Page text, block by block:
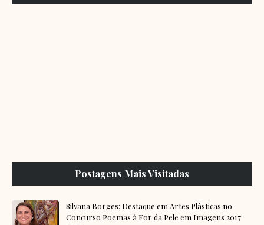
Postagens Mais Visitadas
Silvana Borges: Destaque em Artes Plásticas no
Concurso Poemas à For da Pele em Imagens 2017